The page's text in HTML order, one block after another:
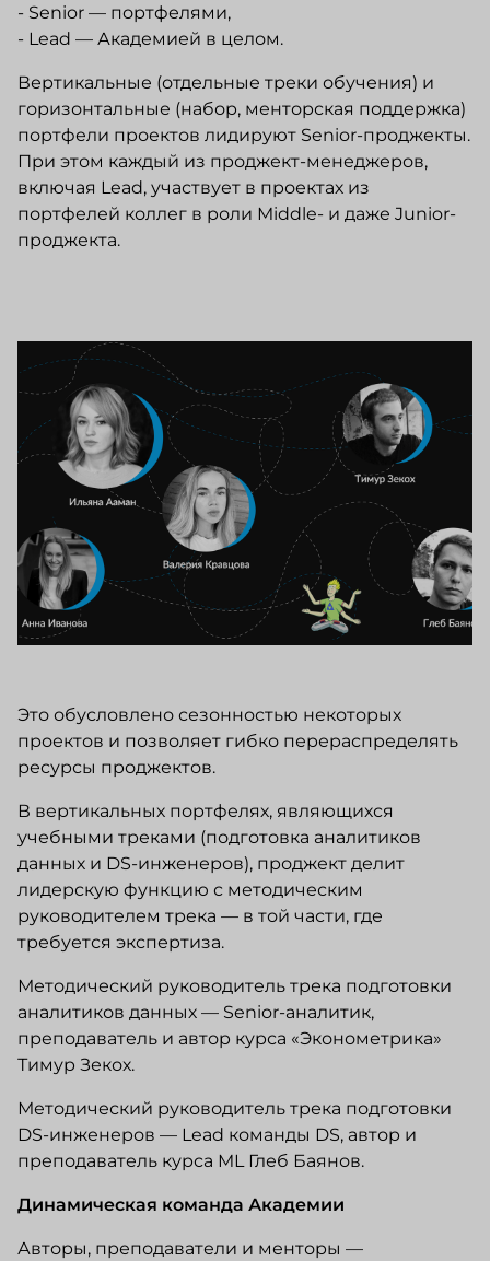
- Senior — портфелями,
- Lead — Академией в целом.
Вертикальные (отдельные треки обучения) и
горизонтальные (набор, менторская поддержка)
портфели проектов лидируют Senior-проджекты.
При этом каждый из проджект-менеджеров,
включая Lead, участвует в проектах из
портфелей коллег в роли Middle- и даже Junior-
проджекта.
Это обусловлено сезонностью некоторых
проектов и позволяет гибко перераспределять
ресурсы проджектов.
В вертикальных портфелях, являющихся
учебными треками (подготовка аналитиков
данных и DS-инженеров), проджект делит
лидерскую функцию с методическим
руководителем трека — в той части, где
требуется экспертиза.
Методический руководитель трека подготовки
аналитиков данных — Senior-аналитик,
преподаватель и автор курса «Эконометрика»
Тимур Зекох.
Методический руководитель трека подготовки
DS-инженеров — Lead команды DS, автор и
преподаватель курса ML Глеб Баянов.
Динамическая команда Академии
Авторы, преподаватели и менторы —